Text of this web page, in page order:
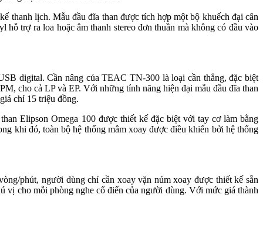
thanh lịch. Mẫu đầu đĩa than được tích hợp một bộ khuếch đại cân
trợ ra loa hoặc âm thanh stereo đơn thuần mà không có đầu vào
digital. Cần nâng của TEAC TN-300 là loại cần thẳng, đặc biệt
cho cả LP và EP. Với những tính năng hiện đại mẫu đầu đĩa than
chỉ 15 triệu đồng.
Elipson Omega 100 được thiết kế đặc biệt với tay cơ làm bằng
khi đó, toàn bộ hệ thống mâm xoay được điều khiển bởi hệ thống
phút, người dùng chỉ cần xoay vặn núm xoay được thiết kế sẵn
vị cho mỗi phòng nghe cổ điển của người dùng. Với mức giá thành